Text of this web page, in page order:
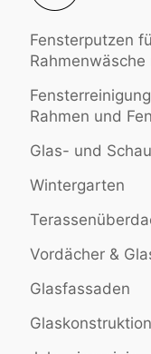
Fensterputzen
Rahmen und
Glas- und
Wintergarten
Vordächer &
Glasfassaden